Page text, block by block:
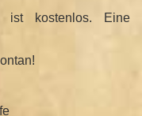
ist kostenlos. Eine